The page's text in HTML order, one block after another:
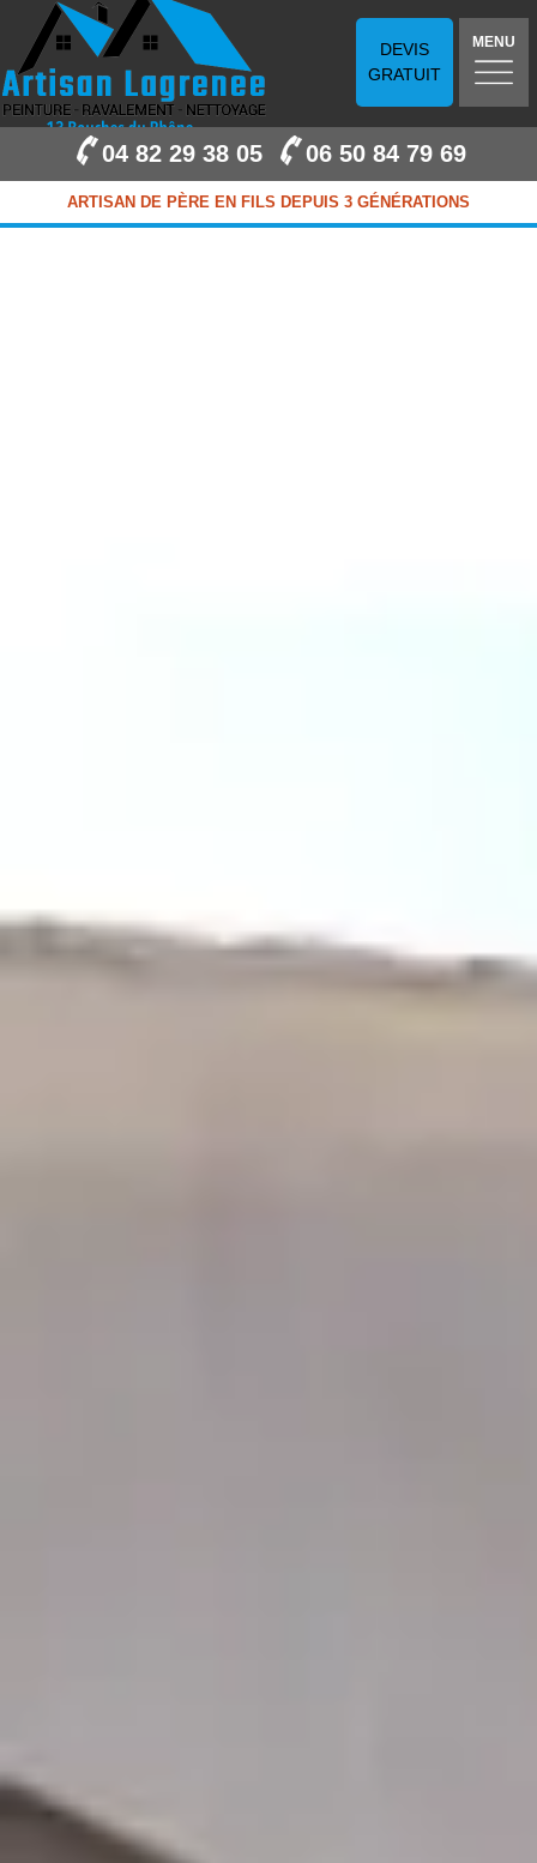
DEVIS
GRATUIT
MENU
04 82 29 38 05 06 50 84 79 69
ARTISAN DE PÈRE EN FILS DEPUIS 3 GÉNÉRATIONS